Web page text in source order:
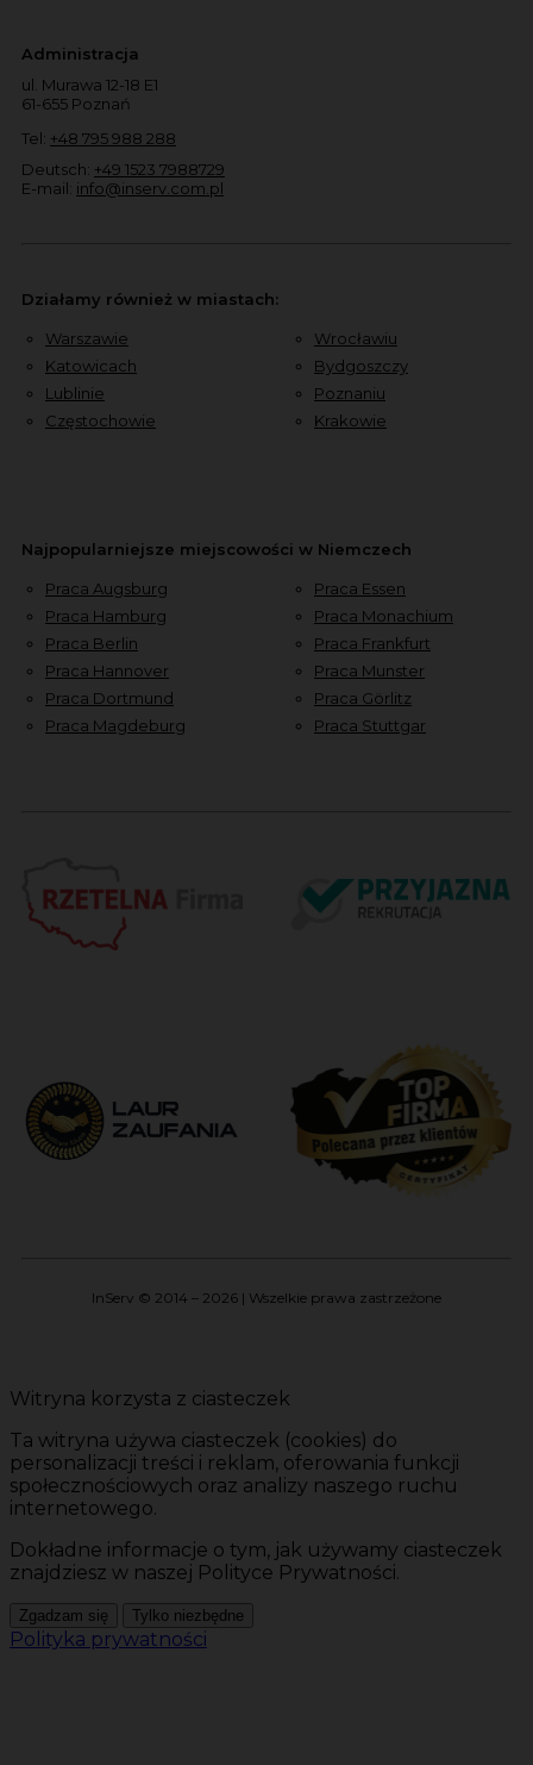
Administracja
ul. Murawa 12-18 E1
61-655 Poznań
Tel: +48 795 988 288
Deutsch: +49 1523 7988729
E-mail: info@inserv.com.pl
Działamy również w miastach:
Warszawie
Katowicach
Lublinie
Częstochowie
Wrocławiu
Bydgoszczy
Poznaniu
Krakowie
Najpopularniejsze miejscowości w Niemczech
Praca Augsburg
Praca Hamburg
Praca Berlin
Praca Hannover
Praca Dortmund
Praca Magdeburg
Praca Essen
Praca Monachium
Praca Frankfurt
Praca Munster
Praca Görlitz
Praca Stuttgar
InServ © 2014 – 2026 | Wszelkie prawa zastrzeżone
Witryna korzysta z ciasteczek
Ta witryna używa ciasteczek (cookies) do
personalizacji treści i reklam, oferowania funkcji
społecznościowych oraz analizy naszego ruchu
internetowego.
Dokładne informacje o tym, jak używamy ciasteczek
znajdziesz w naszej Polityce Prywatności.
Zgadzam się Tylko niezbędne
Polityka prywatności